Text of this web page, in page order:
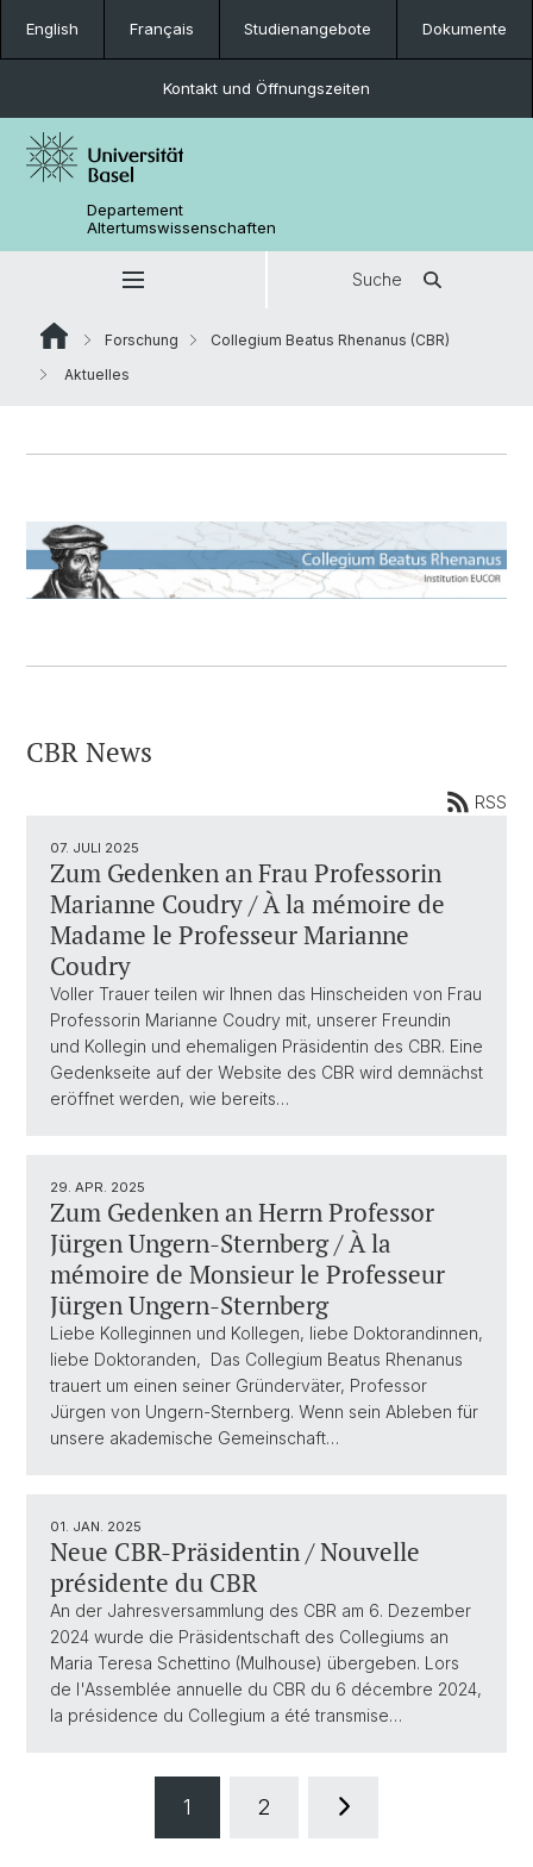
English Français Studienangebote Dokumente
Kontakt und Öffnungszeiten
Departement
Altertumswissenschaften
Suche
Forschung
Collegium Beatus Rhenanus (CBR)
Aktuelles
CBR News
RSS
07. JULI 2025
Zum Gedenken an Frau Professorin
Marianne Coudry / À la mémoire de
Madame le Professeur Marianne
Coudry
Voller Trauer teilen wir Ihnen das Hinscheiden von Frau
Professorin Marianne Coudry mit, unserer Freundin
und Kollegin und ehemaligen Präsidentin des CBR. Eine
Gedenkseite auf der Website des CBR wird demnächst
eröffnet werden, wie bereits…
29. APR. 2025
Zum Gedenken an Herrn Professor
Jürgen Ungern-Sternberg / À la
mémoire de Monsieur le Professeur
Jürgen Ungern-Sternberg
Liebe Kolleginnen und Kollegen, liebe Doktorandinnen,
liebe Doktoranden, Das Collegium Beatus Rhenanus
trauert um einen seiner Gründerväter, Professor
Jürgen von Ungern-Sternberg. Wenn sein Ableben für
unsere akademische Gemeinschaft…
01. JAN. 2025
Neue CBR-Präsidentin / Nouvelle
présidente du CBR
An der Jahresversammlung des CBR am 6. Dezember
2024 wurde die Präsidentschaft des Collegiums an
Maria Teresa Schettino (Mulhouse) übergeben. Lors
de l'Assemblée annuelle du CBR du 6 décembre 2024,
la présidence du Collegium a été transmise…
1 2